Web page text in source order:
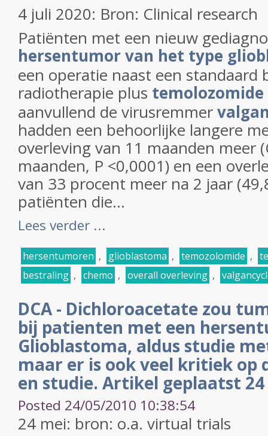
4 juli 2020: Bron: Clinical research
Patiënten met een nieuw
hersentumor van het type
een operatie naast een standaard
radiotherapie plus
aanvullend de virusremmer
hadden een behoorlijke langere
overleving van 11 maanden meer
maanden, P <0,0001) en een
van 33 procent meer na 2 jaar
patiënten die...
Lees verder ...
hersentumoren , glioblastoma , temozolomide ,
bestraling , chemo , overall overleving ,
DCA - Dichloroacetate zou
bij patienten met een
Glioblastoma, aldus studie
maar er is ook veel kritiek op
en studie. Artikel geplaatst 24
Posted 24/05/2010 10:38:54
24 mei: bron: o.a. virtual trials